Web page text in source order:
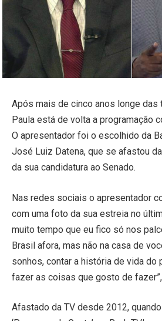
Após mais de cinco anos longe das
Paula está de volta a programação
O apresentador foi o escolhido da
José Luiz Datena, que se afastou
da sua candidatura ao Senado.
Nas redes sociais o apresentador
com uma foto da sua estreia no
muito tempo que eu fico só nos
Brasil afora, mas não na casa de
sonhos, contar a história de vida do
fazer as coisas que gosto de
Afastado da TV desde 2012,